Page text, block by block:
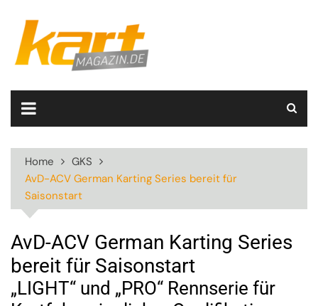
content
Home
GKS
AvD-ACV German Karting Series bereit für
Saisonstart
AvD-ACV German Karting Series
bereit für Saisonstart
„LIGHT“ und „PRO“ Rennserie für